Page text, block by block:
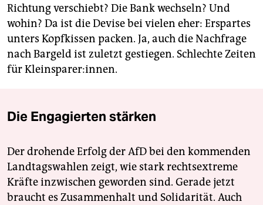
Richtung verschiebt? Die Bank wechseln? Und
wohin? Da ist die Devise bei vielen eher: Erspartes
unters Kopfkissen packen. Ja, auch die Nachfrage
nach Bargeld ist zuletzt gestiegen. Schlechte Zeiten
für Kleinsparer:innen.
Die Engagierten stärken
Der drohende Erfolg der AfD bei den kommenden
Landtagswahlen zeigt, wie stark rechtsextreme
Kräfte inzwischen geworden sind. Gerade jetzt
braucht es Zusammenhalt und Solidarität. Auch